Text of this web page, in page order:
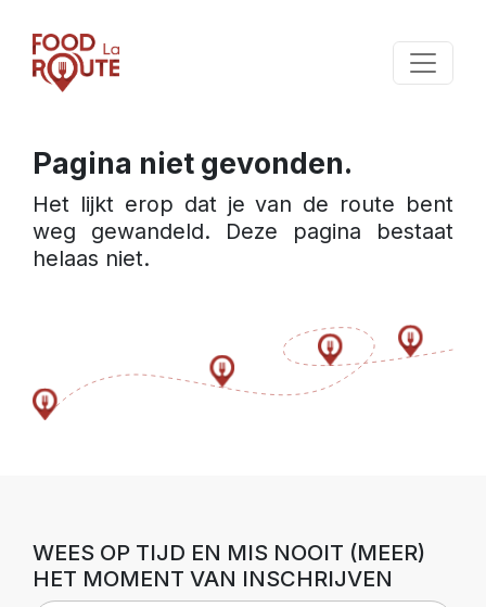
Pagina niet gevonden.
Het lijkt erop dat je van de route bent
weg gewandeld. Deze pagina bestaat
helaas niet.
WEES OP TIJD EN MIS NOOIT (MEER)
HET MOMENT VAN INSCHRIJVEN